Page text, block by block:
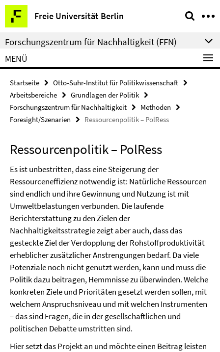
Springe
direkt
zu
Inhalt
Freie Universität Berlin
Service-
Navigation
Forschungszentrum für Nachhaltigkeit (FFN)
MENÜ
Startseite
Otto-Suhr-Institut für Politikwissenschaft
Arbeitsbereiche
Grundlagen der Politik
Forschungszentrum für Nachhaltigkeit
Methoden
Foresight/Szenarien
Ressourcenpolitik – PolRess
Ressourcenpolitik – PolRess
Es ist unbestritten, dass eine Steigerung der
Ressourceneffizienz notwendig ist: Natürliche Ressourcen
sind endlich und ihre Gewinnung und Nutzung ist mit
Umweltbelastungen verbunden. Die laufende
Berichterstattung zu den Zielen der
Nachhaltigkeitsstrategie zeigt aber auch, dass das
gesteckte Ziel der Verdopplung der Rohstoffproduktivität
erheblicher zusätzlicher Anstrengungen bedarf. Da viele
Potenziale noch nicht genutzt werden, kann und muss die
Politik dazu beitragen, Hemmnisse zu überwinden. Welche
konkreten Ziele und Prioritäten gesetzt werden sollen, mit
welchem Anspruchsniveau und mit welchen Instrumenten
– das sind Fragen, die in der gesellschaftlichen und
politischen Debatte umstritten sind.
Hier setzt das Projekt an und möchte einen Beitrag leisten